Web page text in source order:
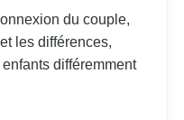
du couple,
les différences,
différemment